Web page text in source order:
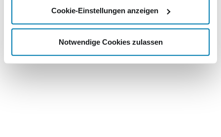
Cookie-Einstellungen anzeigen
Notwendige Cookies zulassen